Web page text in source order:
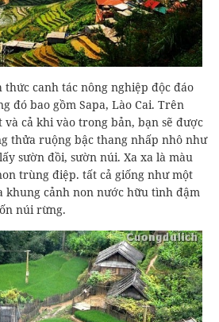
thức canh tác nông nghiệp độc đáo
đó bao gồm Sapa, Lào Cai. Trên
cả khi vào trong bản, bạn sẽ được
thửa ruộng bậc thang nhấp nhô như
sườn đồi, sườn núi. Xa xa là màu
trùng điệp. tất cả giống như một
khung cảnh non nước hữu tình đậm
núi rừng.